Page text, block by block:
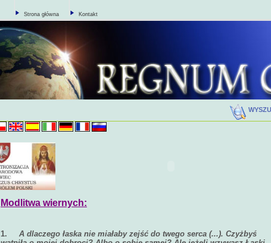
Strona główna Kontakt
Modlitwa wiernych:
1. A dlaczego łaska nie miałaby zejść do twego serca (...). Czyżbyś